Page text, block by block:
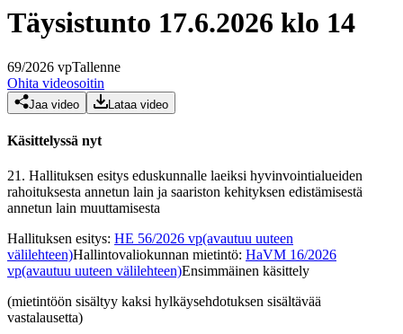
Täysistunto 17.6.2026 klo 14
69/2026 vpTallenne
Ohita videosoitin
Jaa video Lataa video
Käsittelyssä nyt
21. Hallituksen esitys eduskunnalle laeiksi hyvinvointialueiden
rahoituksesta annetun lain ja saariston kehityksen edistämisestä
annetun lain muuttamisesta
Hallituksen esitys: HE 56/2026 vp(avautuu uuteen
välilehteen)Hallintovaliokunnan mietintö: HaVM 16/2026
vp(avautuu uuteen välilehteen)Ensimmäinen käsittely
(mietintöön sisältyy kaksi hylkäysehdotuksen sisältävää
vastalausetta)